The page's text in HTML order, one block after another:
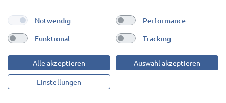
Notwendig
Performance
Funktional
Tracking
Alle akzeptieren Auswahl akzeptieren
Einstellungen